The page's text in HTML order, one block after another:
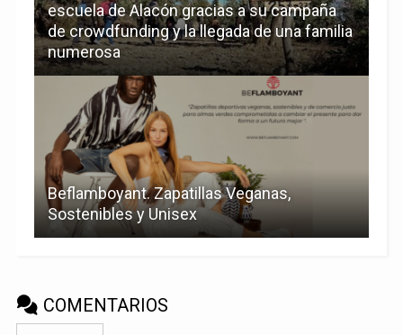
escuela de Alacón gracias a su campaña
de crowdfunding y la llegada de una familia
numerosa
Beflamboyant. Zapatillas Veganas,
Sostenibles y Unisex
COMENTARIOS